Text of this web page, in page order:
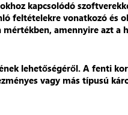
kapcsolódó
feltételekre vonatkozó és
amennyire azt a
lehetőségéről. A fenti
vagy más típusú